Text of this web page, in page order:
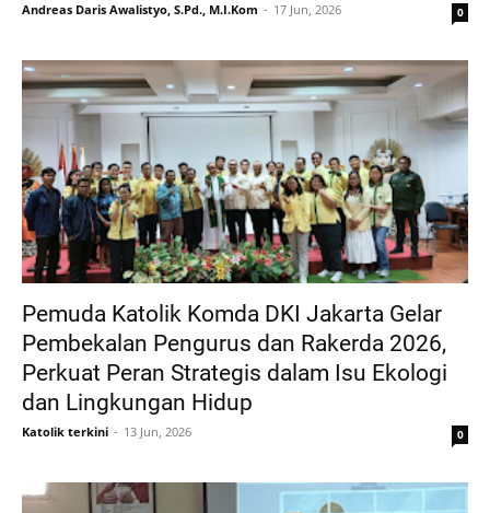
Andreas Daris Awalistyo, S.Pd., M.I.Kom 17 Jun, 2026 0
Pemuda Katolik Komda DKI Jakarta Gelar
Pembekalan Pengurus dan Rakerda 2026,
Perkuat Peran Strategis dalam Isu Ekologi
dan Lingkungan Hidup
Katolik terkini 13 Jun, 2026 0